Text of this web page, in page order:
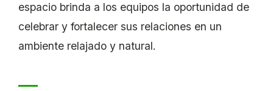
espacio brinda a los equipos la oportunidad de
celebrar y fortalecer sus relaciones en un
ambiente relajado y natural.